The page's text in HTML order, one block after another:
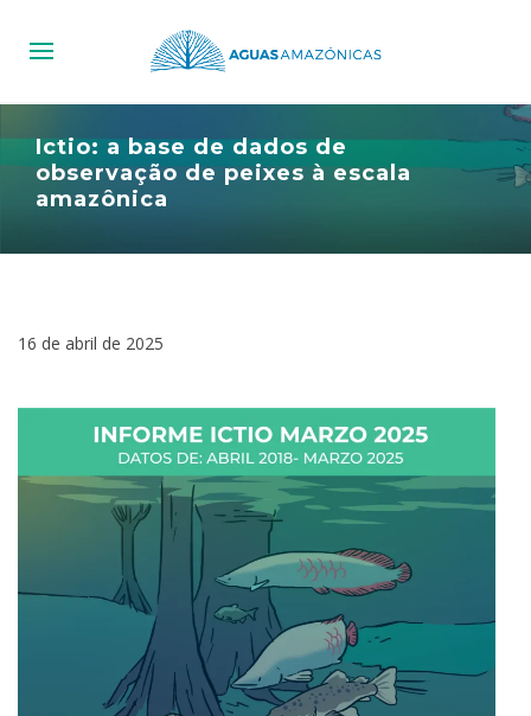
Ictio: a base de dados de
observação de peixes à escala
amazônica
16 de abril de 2025